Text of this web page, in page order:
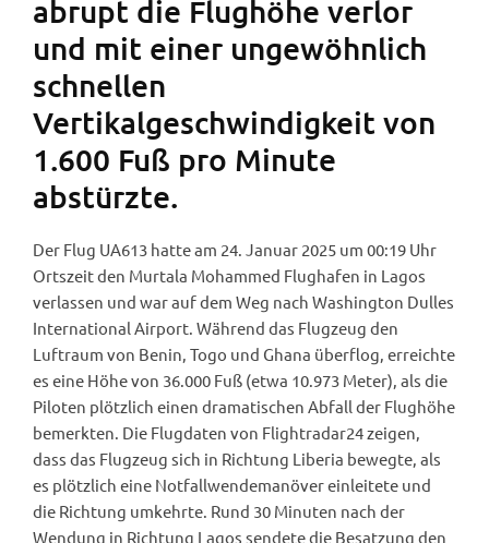
abrupt die Flughöhe verlor
und mit einer ungewöhnlich
schnellen
Vertikalgeschwindigkeit von
1.600 Fuß pro Minute
abstürzte.
Der Flug UA613 hatte am 24. Januar 2025 um 00:19 Uhr
Ortszeit den Murtala Mohammed Flughafen in Lagos
verlassen und war auf dem Weg nach Washington Dulles
International Airport. Während das Flugzeug den
Luftraum von Benin, Togo und Ghana überflog, erreichte
es eine Höhe von 36.000 Fuß (etwa 10.973 Meter), als die
Piloten plötzlich einen dramatischen Abfall der Flughöhe
bemerkten. Die Flugdaten von Flightradar24 zeigen,
dass das Flugzeug sich in Richtung Liberia bewegte, als
es plötzlich eine Notfallwendemanöver einleitete und
die Richtung umkehrte. Rund 30 Minuten nach der
Wendung in Richtung Lagos sendete die Besatzung den